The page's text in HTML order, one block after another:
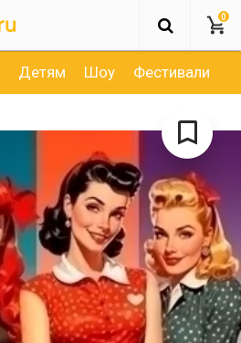
0
Детям Шоу Фестивали